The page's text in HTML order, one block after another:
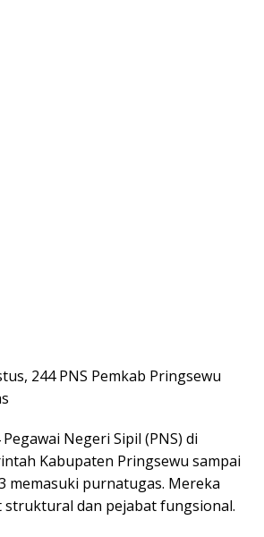
244 PNS Pemkab Pringsewu
Pegawai Negeri Sipil (PNS) di
Kabupaten Pringsewu sampai
memasuki purnatugas. Mereka
dan pejabat fungsional.